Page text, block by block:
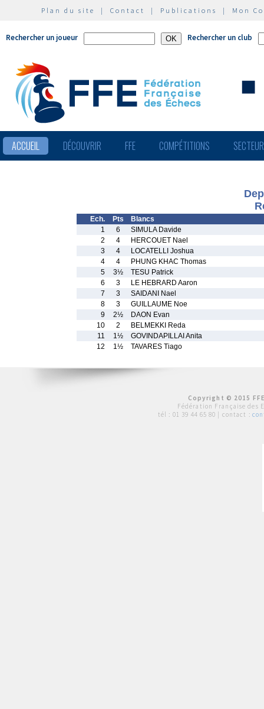
Plan du site | Contact | Publications | Mon
Rechercher un joueur Rechercher un club
ACCUEIL DÉCOUVRIR FFE COMPÉTITIONS
Ech. Pts
Blancs
1
6
SIMULA Davide
2
4
HERCOUET Nael
3
4
LOCATELLI Joshua
4
4
PHUNG KHAC Thomas
5
3½
TESU Patrick
6
3
LE HEBRARD Aaron
7
3
SAIDANI Nael
8
3
GUILLAUME Noe
9
2½
DAON Evan
10
2
BELMEKKI Reda
11
1½
GOVINDAPILLAI Anita
12
1½ TAVARES Tiago
Copyright © 2015
Fédération Française des
tél : 01 39 44 65 80 | contact :